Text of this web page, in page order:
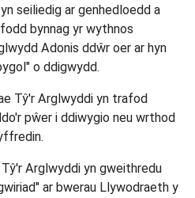
seiliedig ar genhedloedd a
bynnag yr wythnos
Adonis ddŵr oer ar hyn
o ddigwydd.
Tŷ'r Arglwyddi yn trafod
pŵer i ddiwygio neu wrthod
Tŷ'r Arglwyddi yn gweithredu
ar bwerau Llywodraeth y